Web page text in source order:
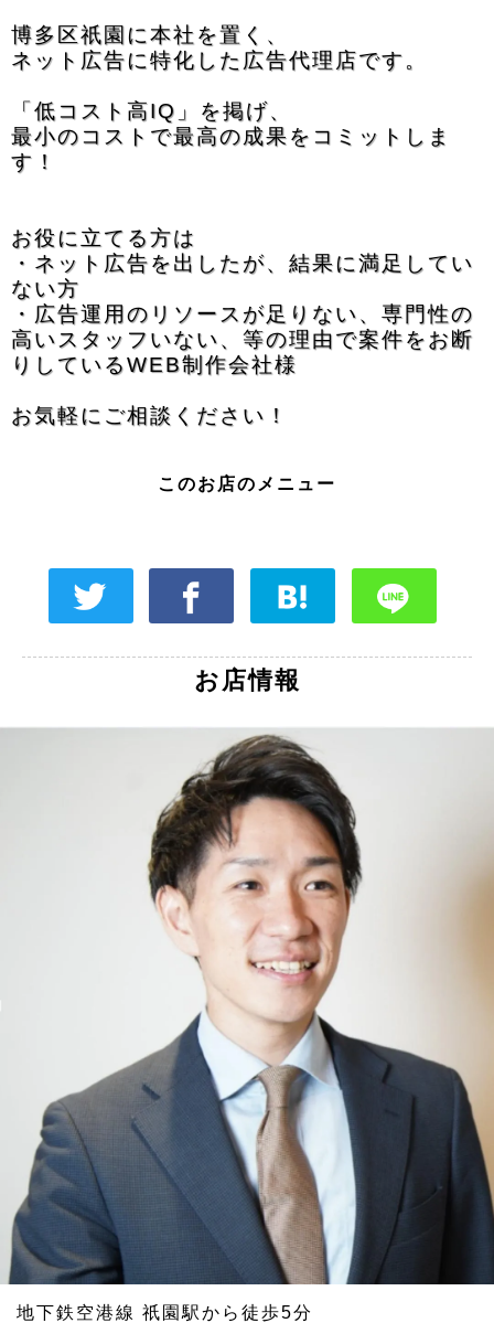
博多区祇園に本社を置く、
ネット広告に特化した広告代理店です。
「低コスト高IQ」を掲げ、
最小のコストで最高の成果をコミットしま
す！
お役に立てる方は
・ネット広告を出したが、結果に満足してい
ない方
・広告運用のリソースが足りない、専門性の
高いスタッフいない、等の理由で案件をお断
りしているWEB制作会社様
お気軽にご相談ください！
このお店のメニュー
お店情報
地下鉄空港線 祇園駅から徒歩5分